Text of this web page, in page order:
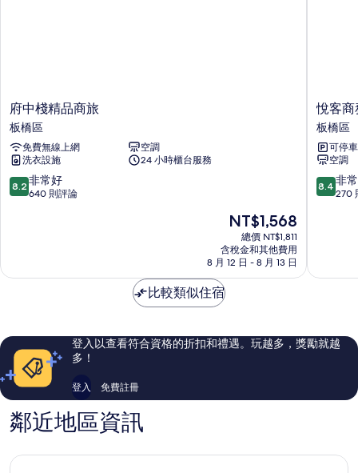
府
中
棧
精
品
商
旅
府中棧精品商旅
板橋區
免費無線上網
空調
洗衣設施
24 小時櫃台服務
8.2
分，
常
評
論
8.2 非常好
640 則評論
現
價
格
為
NT$1,568
總價 NT$1,811
含稅金和其他費用
8 月 12 日 - 8 月 13 日
悅
客
商
務
飯
店
板
悅客商
板橋區
可停車
空調
8.4
分，
常
評
論
8.4 非
270
比較類似住宿
登入以查看符合資格的折扣和禮遇。玩越多，獎勵就越
多！
登入 免費註冊
鄰近地區資訊